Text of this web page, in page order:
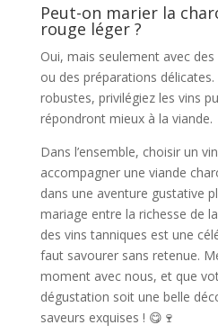
Peut-on marier la
rouge léger ?
Oui, mais seulement avec
ou des préparations
robustes, privilégiez les vins
répondront mieux à la viande.
Dans l’ensemble, choisir un
accompagner une viande
dans une aventure gustative
mariage entre la richesse de
des vins tanniques est une
faut savourer sans retenue.
moment avec nous, et que
dégustation soit une belle
saveurs exquises ! 😋🍷